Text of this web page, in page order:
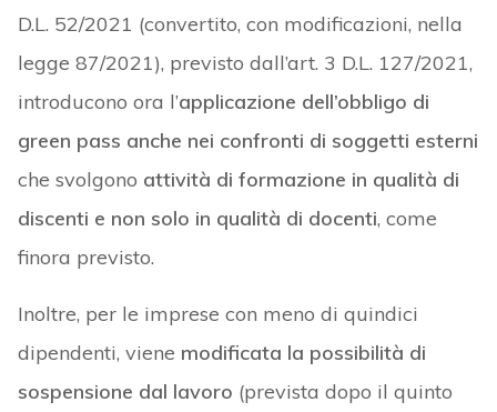
D.L. 52/2021 (convertito, con modificazioni, nella
legge 87/2021), previsto dall’art. 3 D.L. 127/2021,
introducono ora l’applicazione dell’obbligo di
green pass anche nei confronti di soggetti esterni
che svolgono attività di formazione in qualità di
discenti e non solo in qualità di docenti, come
finora previsto.
Inoltre, per le imprese con meno di quindici
dipendenti, viene modificata la possibilità di
sospensione dal lavoro (prevista dopo il quinto